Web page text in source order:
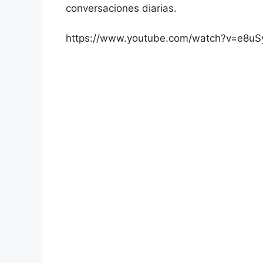
conversaciones diarias.
https://www.youtube.com/